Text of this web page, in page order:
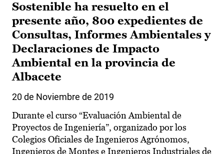
Sostenible ha resuelto en el
presente año, 800 expedientes de
Consultas, Informes Ambientales y
Declaraciones de Impacto
Ambiental en la provincia de
Albacete
20 de Noviembre de 2019
Durante el curso “Evaluación Ambiental de
Proyectos de Ingeniería”, organizado por los
Colegios Oficiales de Ingenieros Agrónomos,
Ingenieros de Montes e Ingenieros Industriales de